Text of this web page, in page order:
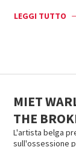
LEGGI TUTTO
MIET
THE
L'artista belga
sull'ossessione